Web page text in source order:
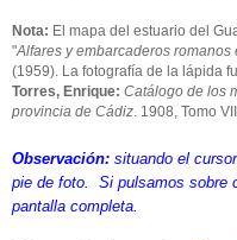
Nota: El mapa del estuario del
"Alfares y embarcaderos
(1959). La fotografía de la lápida
Torres, Enrique: Catálogo de los
provincia de Cádiz . 1908, Tomo
Observación: situando el
pie de foto. Si pulsamos sobre
pantalla completa.